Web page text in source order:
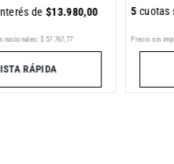
de$13.980,00
nacionales: $ 57.767,77
RÁPIDA
5 cuotas
Precio sin